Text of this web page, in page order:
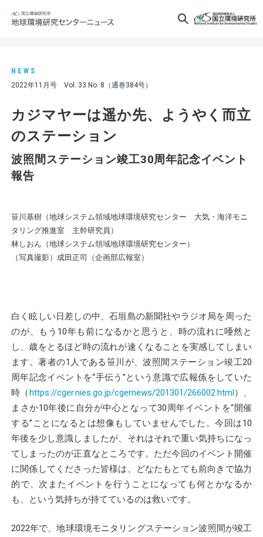
NEWS
2022年11月号 Vol. 33 No. 8（通巻384号）
カジマヤーは遥か先、ようやく而立
のステーション
波照間ステーション竣工30周年記念イベント
報告
笹川基樹（地球システム領域地球環境研究センター 大気・海洋モニ
タリング推進室 主幹研究員）
林しおん（地球システム領域地球環境研究センター）
（写真撮影）成田正司（企画部広報室）
白く眩しい日差しの中、石垣島の新聞社やラジオ局を周った
のが、もう10年も前になるかと思うと、時の流れに唖然と
し、歳をとるほど時の流れが速くなることを実感してしまい
ます。著者の1人である笹川が、波照間ステーション竣工20
周年記念イベントを“手伝う”という意識で広報係をしていた
時（https://cger.nies.go.jp/cgernews/201301/266002.html）、
まさか10年後に自分が中心となって30周年イベントを“開催
する”ことになるとは想像もしていませんでした。今回は10
年後を少し意識しましたが、それはそれで重い気持ちになっ
てしまったのが正直なところです。ただ今回のイベント開催
に関係してくださった皆様は、どなたもとても前向きで協力
的で、次またイベントを行うことになっても何とかなるか
も、という気持ちが持てているのは救いです。
2022年で、地球環境モニタリングステーション波照間が竣工